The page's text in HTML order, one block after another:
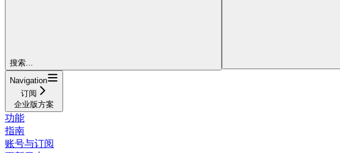
搜索...
Navigation
订阅
企业版方案
功能
指南
账号与订阅